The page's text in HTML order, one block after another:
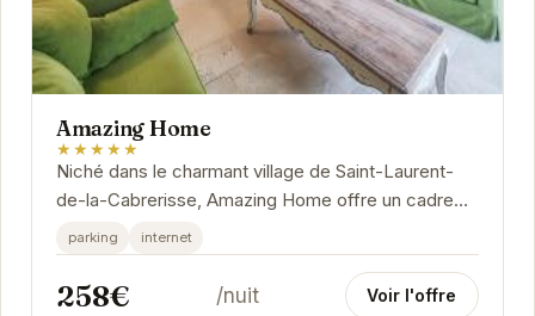
Amazing Home
★★★★★
Niché dans le charmant village de Saint-Laurent-
de-la-Cabrerisse, Amazing Home offre un cadre
idéal pour une escapade relaxante. Avec son...
parking internet
258€ /nuit Voir l'offre